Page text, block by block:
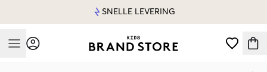
SNELLE LEVERING
Mobile Menu